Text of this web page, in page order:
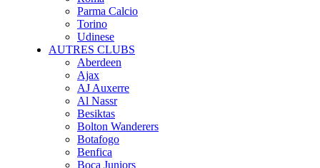
Parma Calcio
Torino
Udinese
AUTRES CLUBS
Aberdeen
Ajax
AJ Auxerre
Al Nassr
Besiktas
Bolton Wanderers
Botafogo
Benfica
Boca Juniors